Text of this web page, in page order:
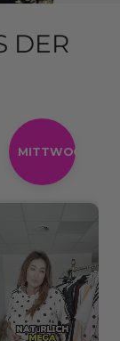
DER
MITTWOCH